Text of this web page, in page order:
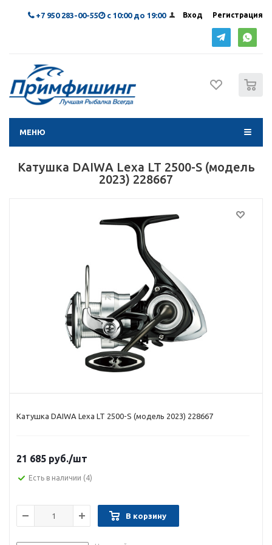
Вход Регистрация
+7 950 283-00-55 с 10:00 до 19:00
МЕНЮ
Катушка DAIWA Lexa LT 2500-S (модель
2023) 228667
Катушка DAIWA Lexa LT 2500-S (модель 2023) 228667
21 685 руб./шт
Есть в наличии (4)
В корзину